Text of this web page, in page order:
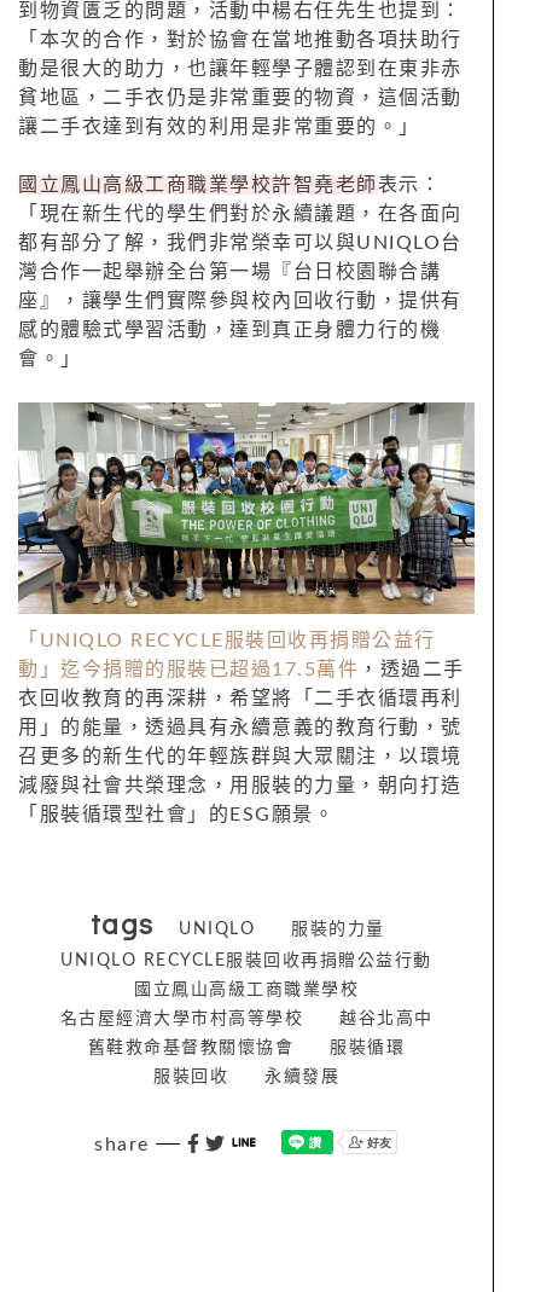
到物資匱乏的問題，活動中楊右任先生也提到：
「本次的合作，對於協會在當地推動各項扶助行
動是很大的助力，也讓年輕學子體認到在東非赤
貧地區，二手衣仍是非常重要的物資，這個活動
讓二手衣達到有效的利用是非常重要的。」
國立鳳山高級工商職業學校許智堯老師表示：
「現在新生代的學生們對於永續議題，在各面向
都有部分了解，我們非常榮幸可以與UNIQLO台
灣合作一起舉辦全台第一場『台日校園聯合講
座』，讓學生們實際參與校內回收行動，提供有
感的體驗式學習活動，達到真正身體力行的機
會。」
「UNIQLO RECYCLE服裝回收再捐贈公益行
動」迄今捐贈的服裝已超過17.5萬件 ，透過二手
衣回收教育的再深耕，希望將「二手衣循環再利
用」的能量，透過具有永續意義的教育行動，號
召更多的新生代的年輕族群與大眾關注，以環境
減廢與社會共榮理念，用服裝的力量，朝向打造
「服裝循環型社會」的ESG願景。
tags UNIQLO
服裝的力量
UNIQLO RECYCLE服裝回收再捐贈公益行動
國立鳳山高級工商職業學校
名古屋經濟大學市村高等學校
越谷北高中
舊鞋救命基督教關懷協會
服裝循環
服裝回收
永續發展
share